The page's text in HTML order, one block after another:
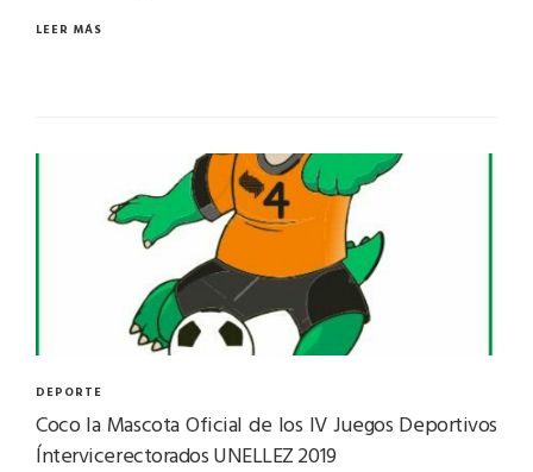
LEER MÁS
DEPORTE
Coco la Mascota Oficial de los IV Juegos Deportivos
Íntervicerectorados UNELLEZ 2019